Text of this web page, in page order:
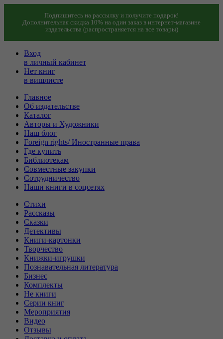
Подпишитесь на рассылку и получите подарок!
Дополнительная скидка 10% на один заказ в интернет-магазине
издательства (распространяется на все товары)
Вход
в личный кабинет
Нет книг
в вишлисте
Главное
Об издательстве
Каталог
Авторы и Художники
Наш блог
Foreign rights/ Иностранные права
Где купить
Библиотекам
Совместные закупки
Сотрудничество
Наши книги в соцсетях
Стихи
Рассказы
Сказки
Детективы
Книги-картонки
Творчество
Книжки-игрушки
Познавательная литература
Бизнес
Комплекты
Не книги
Серии книг
Мероприятия
Видео
Отзывы